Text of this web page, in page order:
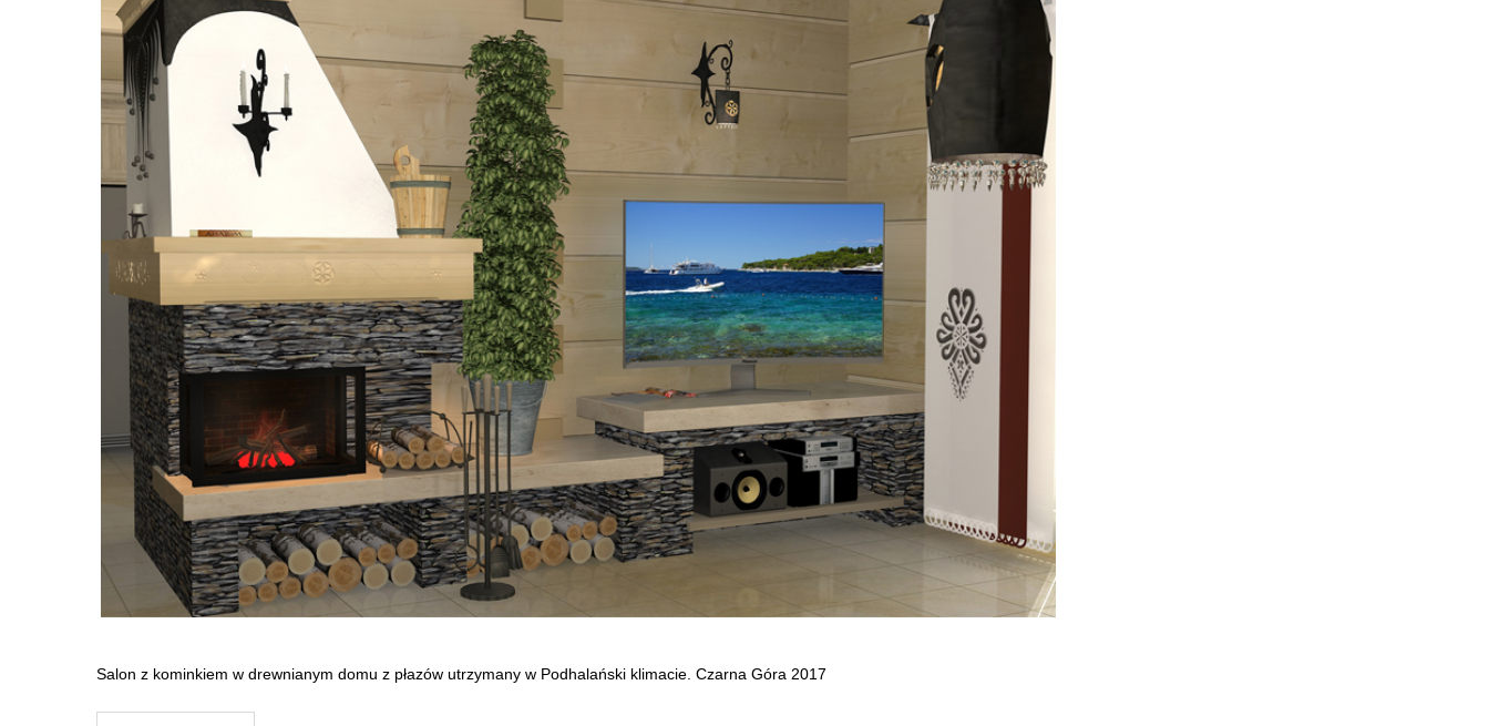
Salon z kominkiem w drewnianym domu z płazów utrzymany w Podhalański klimacie. Czarna Góra 2017